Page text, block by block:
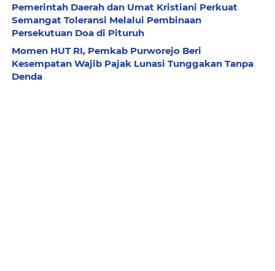
Pemerintah Daerah dan Umat Kristiani Perkuat
Semangat Toleransi Melalui Pembinaan
Persekutuan Doa di Pituruh
Momen HUT RI, Pemkab Purworejo Beri
Kesempatan Wajib Pajak Lunasi Tunggakan Tanpa
Denda